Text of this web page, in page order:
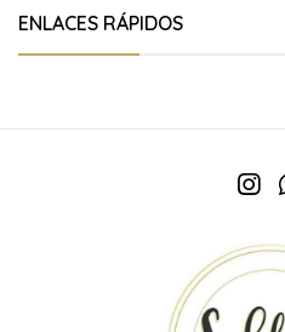
ENLACES RÁPIDOS